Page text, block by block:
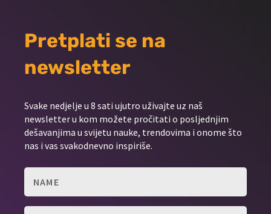
Pretplati se na
newsletter
Svake nedjelje u 8 sati ujutro uživajte uz naš
newsletter u kom možete pročitati o posljednjim
dešavanjima u svijetu nauke, trendovima i onome što
nas i vas svakodnevno inspiriše.